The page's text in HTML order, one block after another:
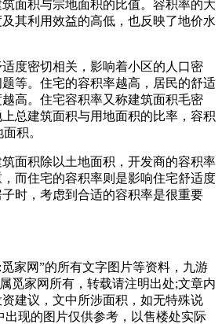
面积与宗地面积的比值。容积率的大
其利用效益的高低，也反映了地价水
度密切相关，影响着小区的人口密
等。住宅的容积率越高，居民的舒适
高。住宅容积率又称建筑面积毛密
总建筑面积与用地面积的比率，容积
积。
面积除以土地面积，开发商的容积率
而住宅的容积率则是影响住宅舒适度
时，考虑到合适的容积率是很重要
家网”的所有文字图片等资料，九游
觅家网所有，转载请注明出处;文章内
建议，文中所涉面积，如无特殊说
出现的图片仅供参考，以售楼处实际